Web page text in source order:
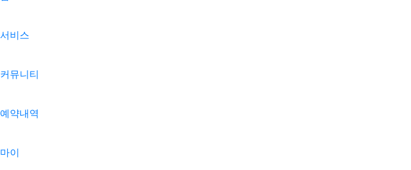
서비스
커뮤니티
예약내역
마이